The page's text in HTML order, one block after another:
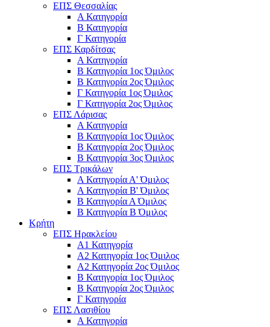
ΕΠΣ Θεσσαλίας
Α Κατηγορία
Β Κατηγορία
Γ Κατηγορία
ΕΠΣ Καρδίτσας
Α Κατηγορία
Β Κατηγορία 1ος Όμιλος
Β Κατηγορία 2ος Όμιλος
Γ Κατηγορία 1ος Όμιλος
Γ Κατηγορία 2ος Όμιλος
ΕΠΣ Λάρισας
Α Κατηγορία
Β Κατηγορία 1ος Όμιλος
Β Κατηγορία 2ος Όμιλος
Β Κατηγορία 3ος Όμιλος
ΕΠΣ Τρικάλων
Α Κατηγορία Α' Όμιλος
Α Κατηγορία Β' Όμιλος
Β Κατηγορία Α Όμιλος
Β Κατηγορία Β Όμιλος
Κρήτη
ΕΠΣ Ηρακλείου
Α1 Κατηγορία
Α2 Κατηγορία 1ος Όμιλος
Α2 Κατηγορία 2ος Όμιλος
Β Κατηγορία 1ος Όμιλος
Β Κατηγορία 2ος Όμιλος
Γ Κατηγορία
ΕΠΣ Λασιθίου
Α Κατηγορία